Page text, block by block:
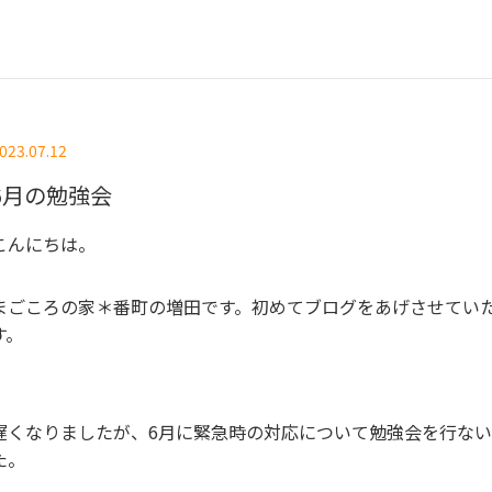
の勉強会
んにちは。
ごころの家＊番町の増田です。初めてブログをあげさせてい
くなりましたが、6月に緊急時の対応について勉強会を行な